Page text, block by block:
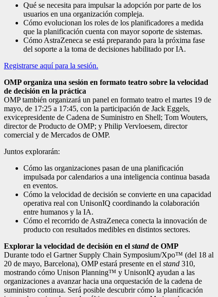
Qué se necesita para impulsar la adopción por parte de los
usuarios en una organización compleja.
Cómo evolucionan los roles de los planificadores a medida
que la planificación cuenta con mayor soporte de sistemas.
Cómo AstraZeneca se está preparando para la próxima fase
del soporte a la toma de decisiones habilitado por IA.
Registrarse aquí para la sesión.
OMP organiza una sesión en formato teatro sobre la velocidad
de decisión en la práctica
OMP también organizará un panel en formato teatro el martes 19 de
mayo, de 17:25 a 17:45, con la participación de Jack Eggels,
exvicepresidente de Cadena de Suministro en Shell; Tom Wouters,
director de Producto de OMP; y Philip Vervloesem, director
comercial y de Mercados de OMP.
Juntos explorarán:
Cómo las organizaciones pasan de una planificación
impulsada por calendarios a una inteligencia continua basada
en eventos.
Cómo la velocidad de decisión se convierte en una capacidad
operativa real con UnisonIQ coordinando la colaboración
entre humanos y la IA.
Cómo el recorrido de AstraZeneca conecta la innovación de
producto con resultados medibles en distintos sectores.
Explorar la velocidad de decisión en el standde OMP
Durante todo el Gartner Supply Chain Symposium/Xpo™ (del 18 al
20 de mayo, Barcelona), OMP estará presente en el stand 310,
mostrando cómo Unison Planning™ y UnisonIQ ayudan a las
organizaciones a avanzar hacia una orquestación de la cadena de
suministro continua. Será posible descubrir cómo la planificación